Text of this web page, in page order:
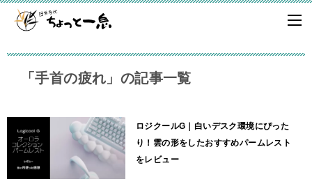
「手首の疲れ」の記事一覧
ロジクールG｜白いデスク環境にぴった
り！雲の形をしたおすすめパームレスト
をレビュー